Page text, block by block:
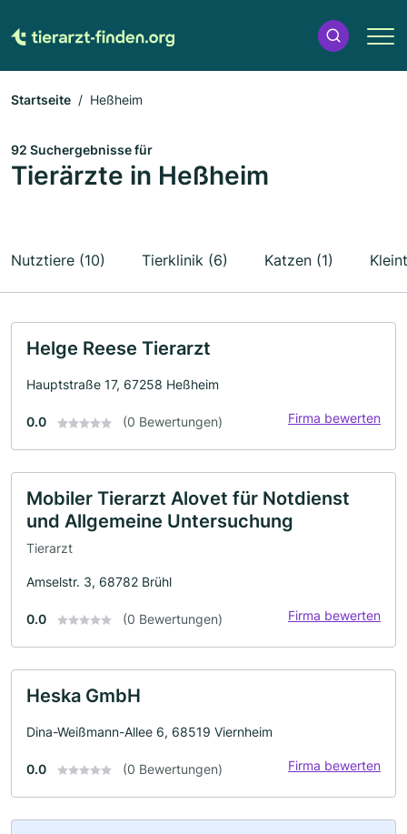
Startseite Heßheim
92 Suchergebnisse für
Tierärzte in Heßheim
Nutztiere (10) Tierklinik (6) Katzen (1)
Helge Reese Tierarzt
Hauptstraße 17, 67258 Heßheim
0.0 (0 Bewertungen) Firma bewerten
Mobiler Tierarzt Alovet für Notdienst
und Allgemeine Untersuchung
Tierarzt
Amselstr. 3, 68782 Brühl
0.0 (0 Bewertungen) Firma bewerten
Heska GmbH
Dina-Weißmann-Allee 6, 68519 Viernheim
0.0 (0 Bewertungen) Firma bewerten